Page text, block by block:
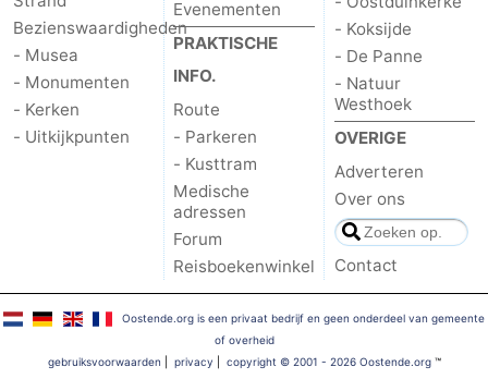
Bezienswaardigheden
- Musea
- Monumenten
- Kerken
- Uitkijkpunten
Evenementen
PRAKTISCHE
INFO.
Route
- Parkeren
- Kusttram
Medische
adressen
Forum
Reisboekenwinkel
- Koksijde
- De Panne
- Natuur
Westhoek
OVERIGE
Adverteren
Over ons
Contact
Oostende.org is een privaat bedrijf en geen onderdeel van gemeente
of overheid
gebruiksvoorwaarden
privacy copyright © 2001 - 2026 Oostende.org™